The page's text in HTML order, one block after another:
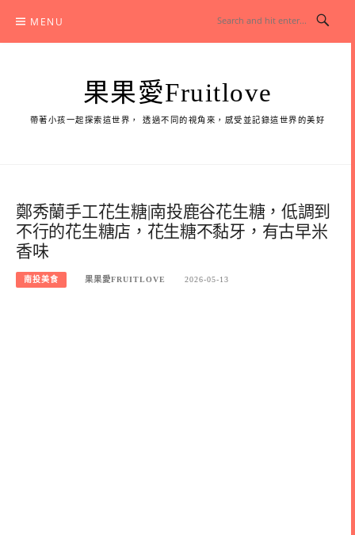
content
MENU
果果愛Fruitlove
帶著小孩一起探索這世界， 透過不同的視角來，感受並記錄這世界的美好
鄭秀蘭手工花生糖|南投鹿谷花生糖，低調到
不行的花生糖店，花生糖不黏牙，有古早米
香味
南投美食 果果愛FRUITLOVE 2026-05-13